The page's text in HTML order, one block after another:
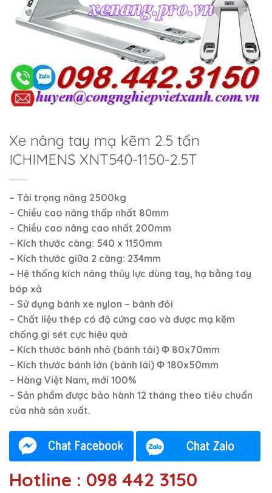
Xe nâng tay mạ kẽm 2.5 tấn
ICHIMENS XNT540-1150-2.5T
– Tải trọng nâng 2500kg
– Chiều cao nâng thấp nhất 80mm
– Chiều cao nâng cao nhất 200mm
– Kích thước càng: 540 x 1150mm
– Kích thước giữa 2 càng: 234mm
– Hệ thống kích nâng thủy lực dùng tay, hạ bằng tay
bóp xả
– Sử dụng bánh xe nylon – bánh đôi
– Chất liệu thép có độ cứng cao và được mạ kẽm
chống gỉ sét cực hiệu quả
– Kích thước bánh nhỏ (bánh tải) Φ 80x70mm
– Kích thước bánh lớn (bánh lái) Φ 180x50mm
– Hàng Việt Nam, mới 100%
– Sản phẩm được bảo hành 12 tháng theo tiêu chuẩn
của nhà sản xuất.
Hotline : 098 442 3150